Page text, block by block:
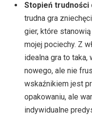
Stopień trudności
trudna gra
gier, które
mojej pociechy. Z
idealna gra to
nowego, ale nie
wskaźnikiem jest
opakowaniu, ale
indywidualne